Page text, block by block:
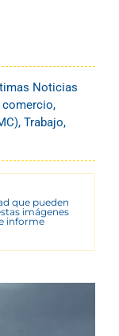
Noticias
comercio,
, Trabajo,
que pueden
imágenes
informe